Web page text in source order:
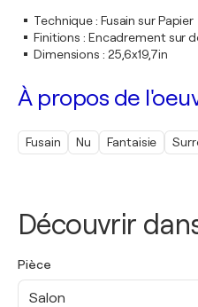
Découvrir
Pièce
Salon
Technique: Fusain sur Papier
Finitions : Encadrement sur
Dimensions : 25,6x19,7in
À propos de
Fusain Nu Fantaisie